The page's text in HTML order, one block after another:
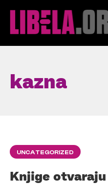
kazna
UNCATEGORIZED
Knjige